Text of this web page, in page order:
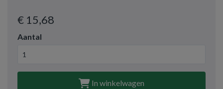
€ 15,68
Aantal
In winkelwagen